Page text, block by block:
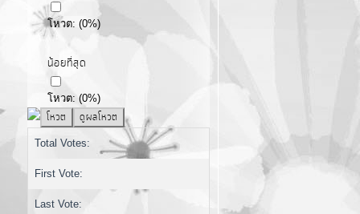
โหวต: (0%)
น้อยที่สุด
โหวต: (0%)
Total Votes:
First Vote:
Last Vote: